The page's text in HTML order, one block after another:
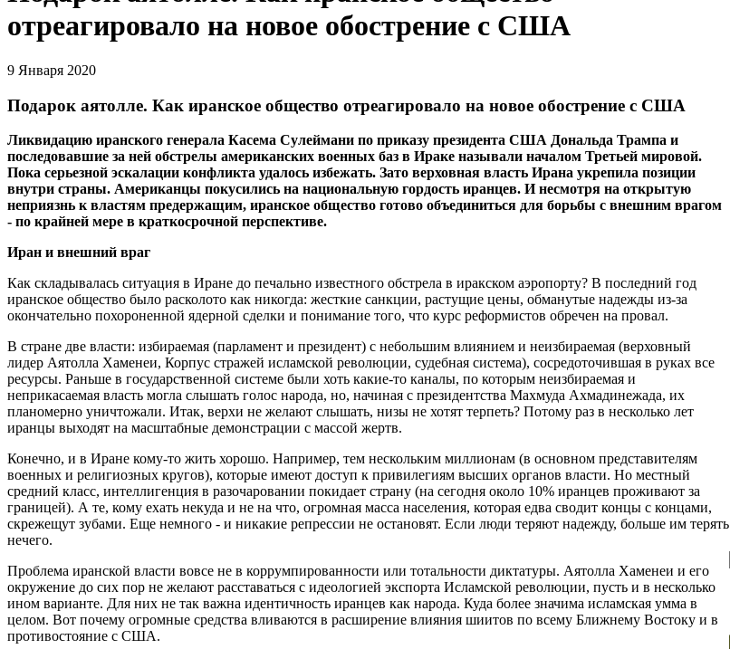
отреагировало на новое обострение с США
9 Января 2020
Подарок аятолле. Как иранское общество отреагировало на новое обострение с США
Ликвидацию иранского генерала Касема Сулеймани по приказу президента США Дональда Трампа и
последовавшие за ней обстрелы американских военных баз в Ираке называли началом Третьей мировой.
Пока серьезной эскалации конфликта удалось избежать. Зато верховная власть Ирана укрепила позиции
внутри страны. Американцы покусились на национальную гордость иранцев. И несмотря на открытую
неприязнь к властям предержащим, иранское общество готово объединиться для борьбы с внешним врагом
- по крайней мере в краткосрочной перспективе.
Иран и внешний враг
Как складывалась ситуация в Иране до печально известного обстрела в иракском аэропорту? В последний год
иранское общество было расколото как никогда: жесткие санкции, растущие цены, обманутые надежды из-за
окончательно похороненной ядерной сделки и понимание того, что курс реформистов обречен на провал.
В стране две власти: избираемая (парламент и президент) с небольшим влиянием и неизбираемая (верховный
лидер Аятолла Хаменеи, Корпус стражей исламской революции, судебная система), сосредоточившая в руках все
ресурсы. Раньше в государственной системе были хоть какие-то каналы, по которым неизбираемая и
неприкасаемая власть могла слышать голос народа, но, начиная с президентства Махмуда Ахмадинежада, их
планомерно уничтожали. Итак, верхи не желают слышать, низы не хотят терпеть? Потому раз в несколько лет
иранцы выходят на масштабные демонстрации с массой жертв.
Конечно, и в Иране кому-то жить хорошо. Например, тем нескольким миллионам (в основном представителям
военных и религиозных кругов), которые имеют доступ к привилегиям высших органов власти. Но местный
средний класс, интеллигенция в разочаровании покидает страну (на сегодня около 10% иранцев проживают за
границей). А те, кому ехать некуда и не на что, огромная масса населения, которая едва сводит концы с концами,
скрежещут зубами. Еще немного - и никакие репрессии не остановят. Если люди теряют надежду, больше им терять
нечего.
Проблема иранской власти вовсе не в коррумпированности или тотальности диктатуры. Аятолла Хаменеи и его
окружение до сих пор не желают расставаться с идеологией экспорта Исламской революции, пусть и в несколько
ином варианте. Для них не так важна идентичность иранцев как народа. Куда более значима исламская умма в
целом. Вот почему огромные средства вливаются в расширение влияния шиитов по всему Ближнему Востоку и в
противостояние с США.